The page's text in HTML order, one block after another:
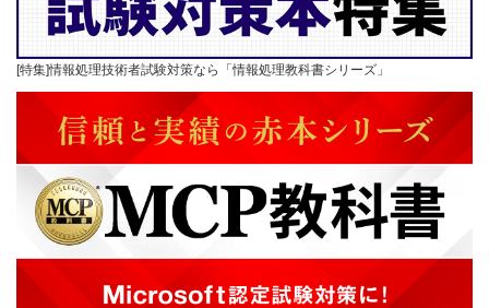
[特集]情報処理技術者試験対策なら「情報処理教科書シリーズ」